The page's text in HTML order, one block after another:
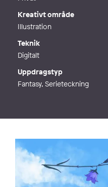
Kreativt område
Illustration
Teknik
Digitalt
Uppdragstyp
Fantasy, Serieteckning